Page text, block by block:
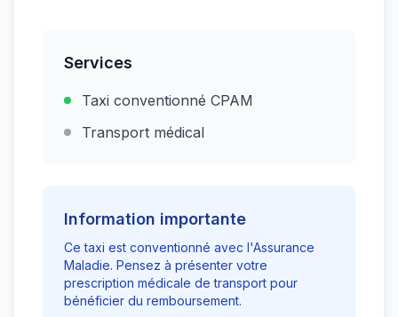
Services
Taxi conventionné CPAM
Transport médical
Information importante
Ce taxi est conventionné avec l'Assurance
Maladie. Pensez à présenter votre
prescription médicale de transport pour
bénéficier du remboursement.